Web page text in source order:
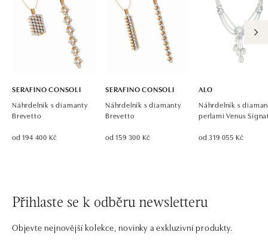
SERAFINO CONSOLI
Náhrdelník s diamanty
Brevetto
od 194 400 Kč
SERAFINO CONSOLI
Náhrdelník s diamanty
Brevetto
od 159 300 Kč
ALO
Náhrdelník s
perlami Venus
od 319 055 Kč
Přihlaste se k odběru newsletteru
Objevte nejnovější kolekce, novinky a exkluzivní produkty.